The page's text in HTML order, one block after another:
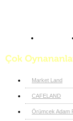
Market Land
CAFELAND
Örümcek Adam